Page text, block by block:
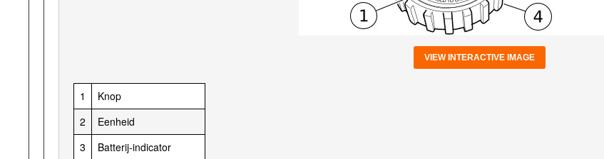
VIEW INTERACTIVE IMAGE
1
Knop
2
Eenheid
3
Batterij-indicator